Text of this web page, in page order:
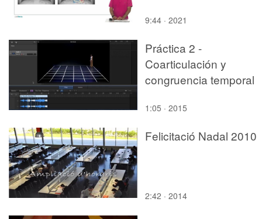
9:44 · 2021
Práctica 2 -
Coarticulación y
congruencia temporal
1:05 · 2015
Felicitació Nadal 2010
2:42 · 2014